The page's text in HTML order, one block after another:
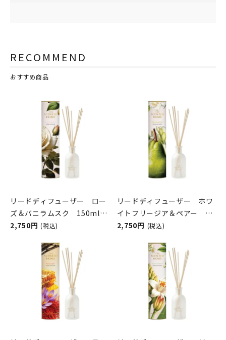
RECOMMEND
おすすめ商品
リードディフューザー ロー
ズ＆バニラムスク 150ml
The Scented Home by
2,750円 (税込)
リードディフューザー ホワ
イトフリージア＆ペアー
150ml The Scented
Burwood
2,750円 (税込)